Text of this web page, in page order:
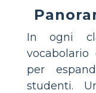
In ogni
per
studenti.